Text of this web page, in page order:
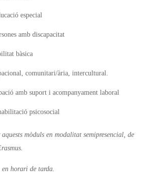
especial
amb discapacitat
bàsica
comunitari/ària, intercultural.
amb suport i acompanyament laboral
psicosocial
mòduls en modalitat semipresencial, de
en horari de tarda.